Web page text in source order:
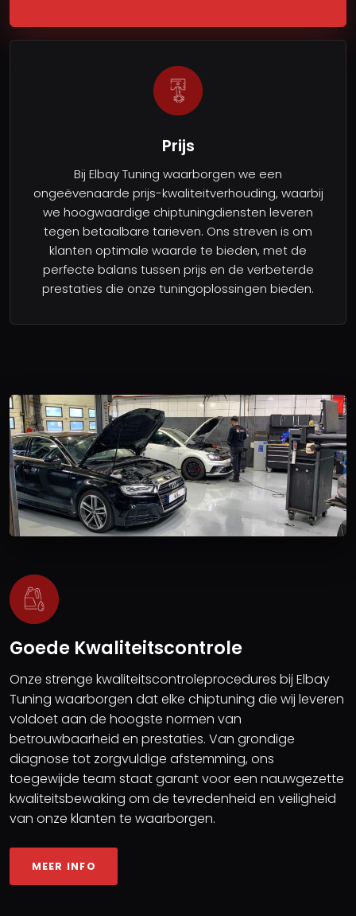
Prijs
Bij Elbay Tuning waarborgen we een
ongeëvenaarde prijs-kwaliteitverhouding, waarbij
we hoogwaardige chiptuningdiensten leveren
tegen betaalbare tarieven. Ons streven is om
klanten optimale waarde te bieden, met de
perfecte balans tussen prijs en de verbeterde
prestaties die onze tuningoplossingen bieden.
Goede Kwaliteitscontrole
Onze strenge kwaliteitscontroleprocedures bij Elbay
Tuning waarborgen dat elke chiptuning die wij leveren
voldoet aan de hoogste normen van
betrouwbaarheid en prestaties. Van grondige
diagnose tot zorgvuldige afstemming, ons
toegewijde team staat garant voor een nauwgezette
kwaliteitsbewaking om de tevredenheid en veiligheid
van onze klanten te waarborgen.
MEER INFO